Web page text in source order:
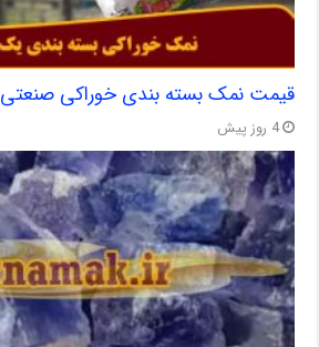
قیمت نمک بسته بندی خوراکی صنعتی
4 روز پیش